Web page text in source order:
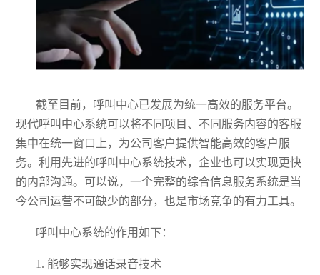
截至目前，呼叫中心已发展为统一高效的服务平台。
现代呼叫中心系统可以将不同项目、不同服务内容的客服
集中在统一窗口上，为公司客户提供智能高效的客户服
务。利用先进的呼叫中心系统技术，企业也可以实现更快
的内部沟通。可以说，一个完整的综合信息服务系统是当
今公司运营不可缺少的部分，也是市场竞争的有力工具。
呼叫中心系统的作用如下：
1. 能够实现通话录音技术